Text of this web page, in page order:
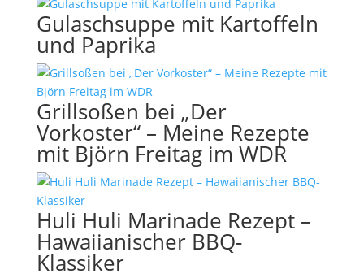
Gulaschsuppe mit Kartoffeln
und Paprika
Grillsoßen bei „Der
Vorkoster“ – Meine Rezepte
mit Björn Freitag im WDR
Huli Huli Marinade Rezept –
Hawaiianischer BBQ-
Klassiker